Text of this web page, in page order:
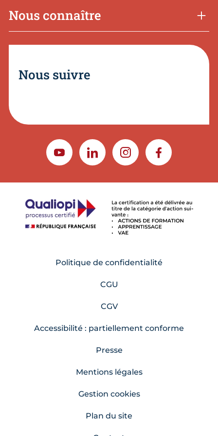
Nous connaître
Nous suivre
YOUTUBELINKEDININSTAGRAMFACEBOOK
Politique de confidentialité
CGU
CGV
Accessibilité : partiellement conforme
Presse
Mentions légales
Gestion cookies
Plan du site